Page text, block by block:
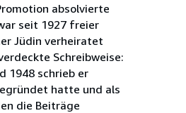
absolvierte
seit 1927 freier
Jüdin verheiratet
Schreibweise:
1948 schrieb er
hatte und als
die Beiträge